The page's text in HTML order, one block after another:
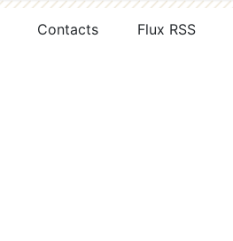
Contacts Flux RSS